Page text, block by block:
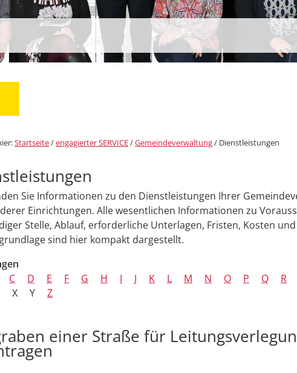
Startseite/engagierter SERVICE/Gemeindeverwaltung/ Dienstleistungen
Sie Informationen zu den Dienstleistungen Ihrer
Einrichtungen. Alle wesentlichen Informationen zu
Stelle, Ablauf, erforderliche Unterlagen, Fristen, Kosten
sind hier kompakt dargestellt.
C D E F G H I J K L M N O P Q
R
X Y Z
einer Straße für